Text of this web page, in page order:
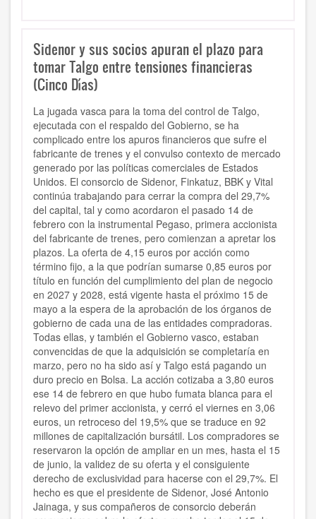
Sidenor y sus socios apuran el plazo para
tomar Talgo entre tensiones financieras
(Cinco Días)
La jugada vasca para la toma del control de Talgo,
ejecutada con el respaldo del Gobierno, se ha
complicado entre los apuros financieros que sufre el
fabricante de trenes y el convulso contexto de mercado
generado por las políticas comerciales de Estados
Unidos. El consorcio de Sidenor, Finkatuz, BBK y Vital
continúa trabajando para cerrar la compra del 29,7%
del capital, tal y como acordaron el pasado 14 de
febrero con la instrumental Pegaso, primera accionista
del fabricante de trenes, pero comienzan a apretar los
plazos. La oferta de 4,15 euros por acción como
término fijo, a la que podrían sumarse 0,85 euros por
título en función del cumplimiento del plan de negocio
en 2027 y 2028, está vigente hasta el próximo 15 de
mayo a la espera de la aprobación de los órganos de
gobierno de cada una de las entidades compradoras.
Todas ellas, y también el Gobierno vasco, estaban
convencidas de que la adquisición se completaría en
marzo, pero no ha sido así y Talgo está pagando un
duro precio en Bolsa. La acción cotizaba a 3,80 euros
ese 14 de febrero en que hubo fumata blanca para el
relevo del primer accionista, y cerró el viernes en 3,06
euros, un retroceso del 19,5% que se traduce en 92
millones de capitalización bursátil. Los compradores se
reservaron la opción de ampliar en un mes, hasta el 15
de junio, la validez de su oferta y el consiguiente
derecho de exclusividad para hacerse con el 29,7%. El
hecho es que el presidente de Sidenor, José Antonio
Jainaga, y sus compañeros de consorcio deberán